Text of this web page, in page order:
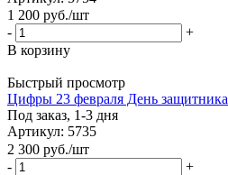
1 200 руб./шт
-
+
В корзину
Быстрый просмотр
Цифры 23 февраля День защитника
Под заказ, 1-3 дня
Артикул: 5735
2 300 руб./шт
-
+